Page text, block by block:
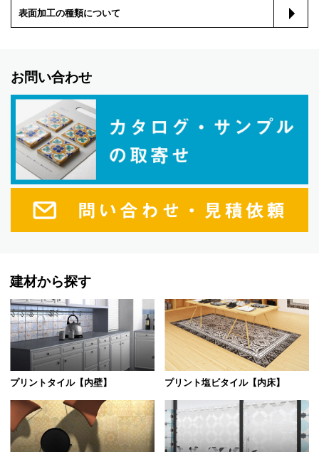
表面加工の種類について
お問い合わせ
建材から探す
プリントタイル【内壁】 プリント塩ビタイル【内床】